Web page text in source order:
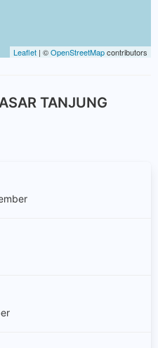
Leaflet | ©OpenStreetMapcontributors
TANJUNG